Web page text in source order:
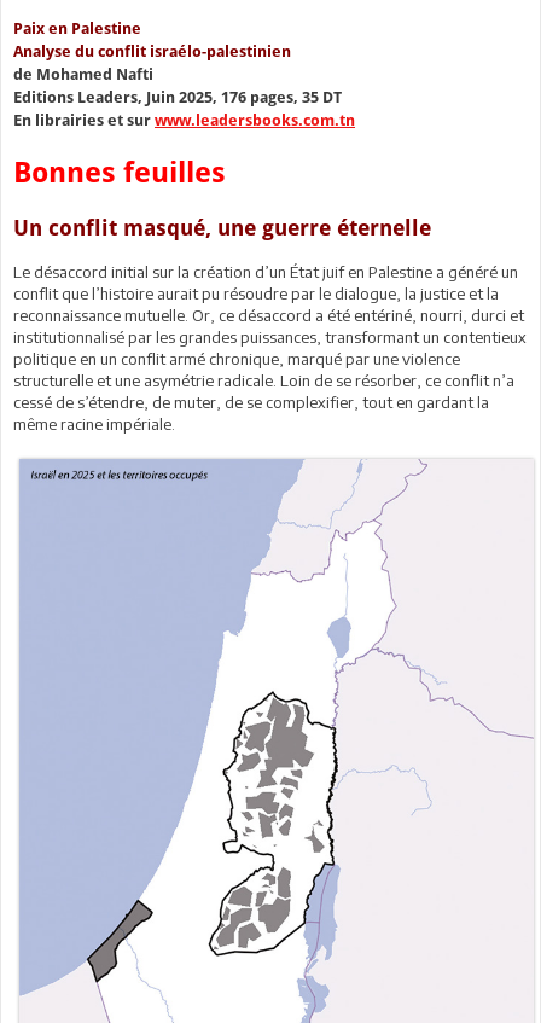
Paix en Palestine
Analyse du conflit israélo-palestinien
de Mohamed Nafti
Editions Leaders, Juin 2025, 176 pages, 35 DT
En librairies et sur www.leadersbooks.com.tn
Bonnes feuilles
Un conflit masqué, une guerre éternelle
Le désaccord initial sur la création d’un État juif en Palestine a généré un
conflit que l’histoire aurait pu résoudre par le dialogue, la justice et la
reconnaissance mutuelle. Or, ce désaccord a été entériné, nourri, durci et
institutionnalisé par les grandes puissances, transformant un contentieux
politique en un conflit armé chronique, marqué par une violence
structurelle et une asymétrie radicale. Loin de se résorber, ce conflit n’a
cessé de s’étendre, de muter, de se complexifier, tout en gardant la
même racine impériale.